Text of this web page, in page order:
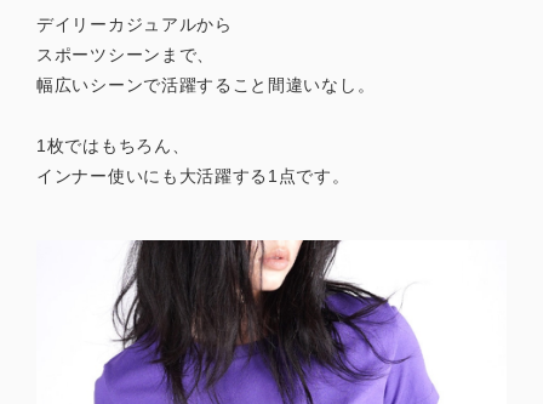
デイリーカジュアルから
スポーツシーンまで、
幅広いシーンで活躍すること間違いなし。
1枚ではもちろん、
インナー使いにも大活躍する1点です。